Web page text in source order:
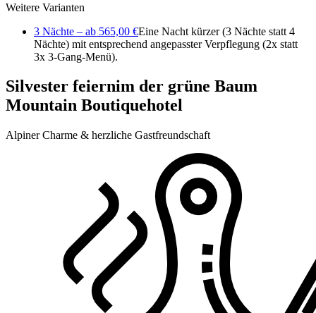
Weitere Varianten
3 Nächte – ab 565,00 €Eine Nacht kürzer (3 Nächte statt 4
Nächte) mit entsprechend angepasster Verpflegung (2x statt
3x 3-Gang-Menü).
Silvester feiernim der grüne Baum
Mountain Boutiquehotel
Alpiner Charme & herzliche Gastfreundschaft